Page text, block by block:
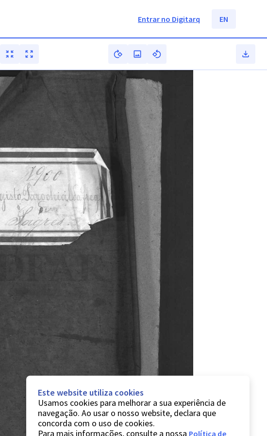
Entrar no Digitarq EN
Este website utiliza cookies
Usamos cookies para melhorar a sua experiência de
navegação. Ao usar o nosso website, declara que
concorda com o uso de cookies.
Para mais informações, consulte a nossa Política de